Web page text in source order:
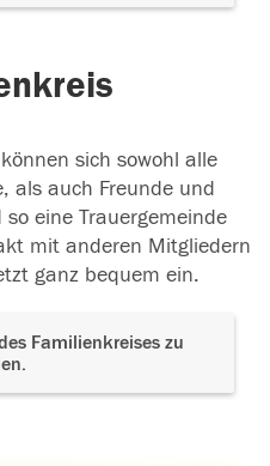
sich sowohl alle
als auch Freunde und
eine Trauergemeinde
mit anderen Mitgliedern
ganz bequem ein.
Familienkreises zu